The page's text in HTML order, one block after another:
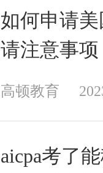
如何申请
请注意事项
高顿教育
aicpa考了